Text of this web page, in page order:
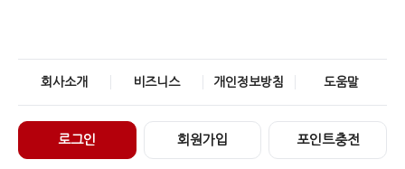
회사소개 비즈니스 개인정보방침 도움말
로그인 회원가입 포인트충전